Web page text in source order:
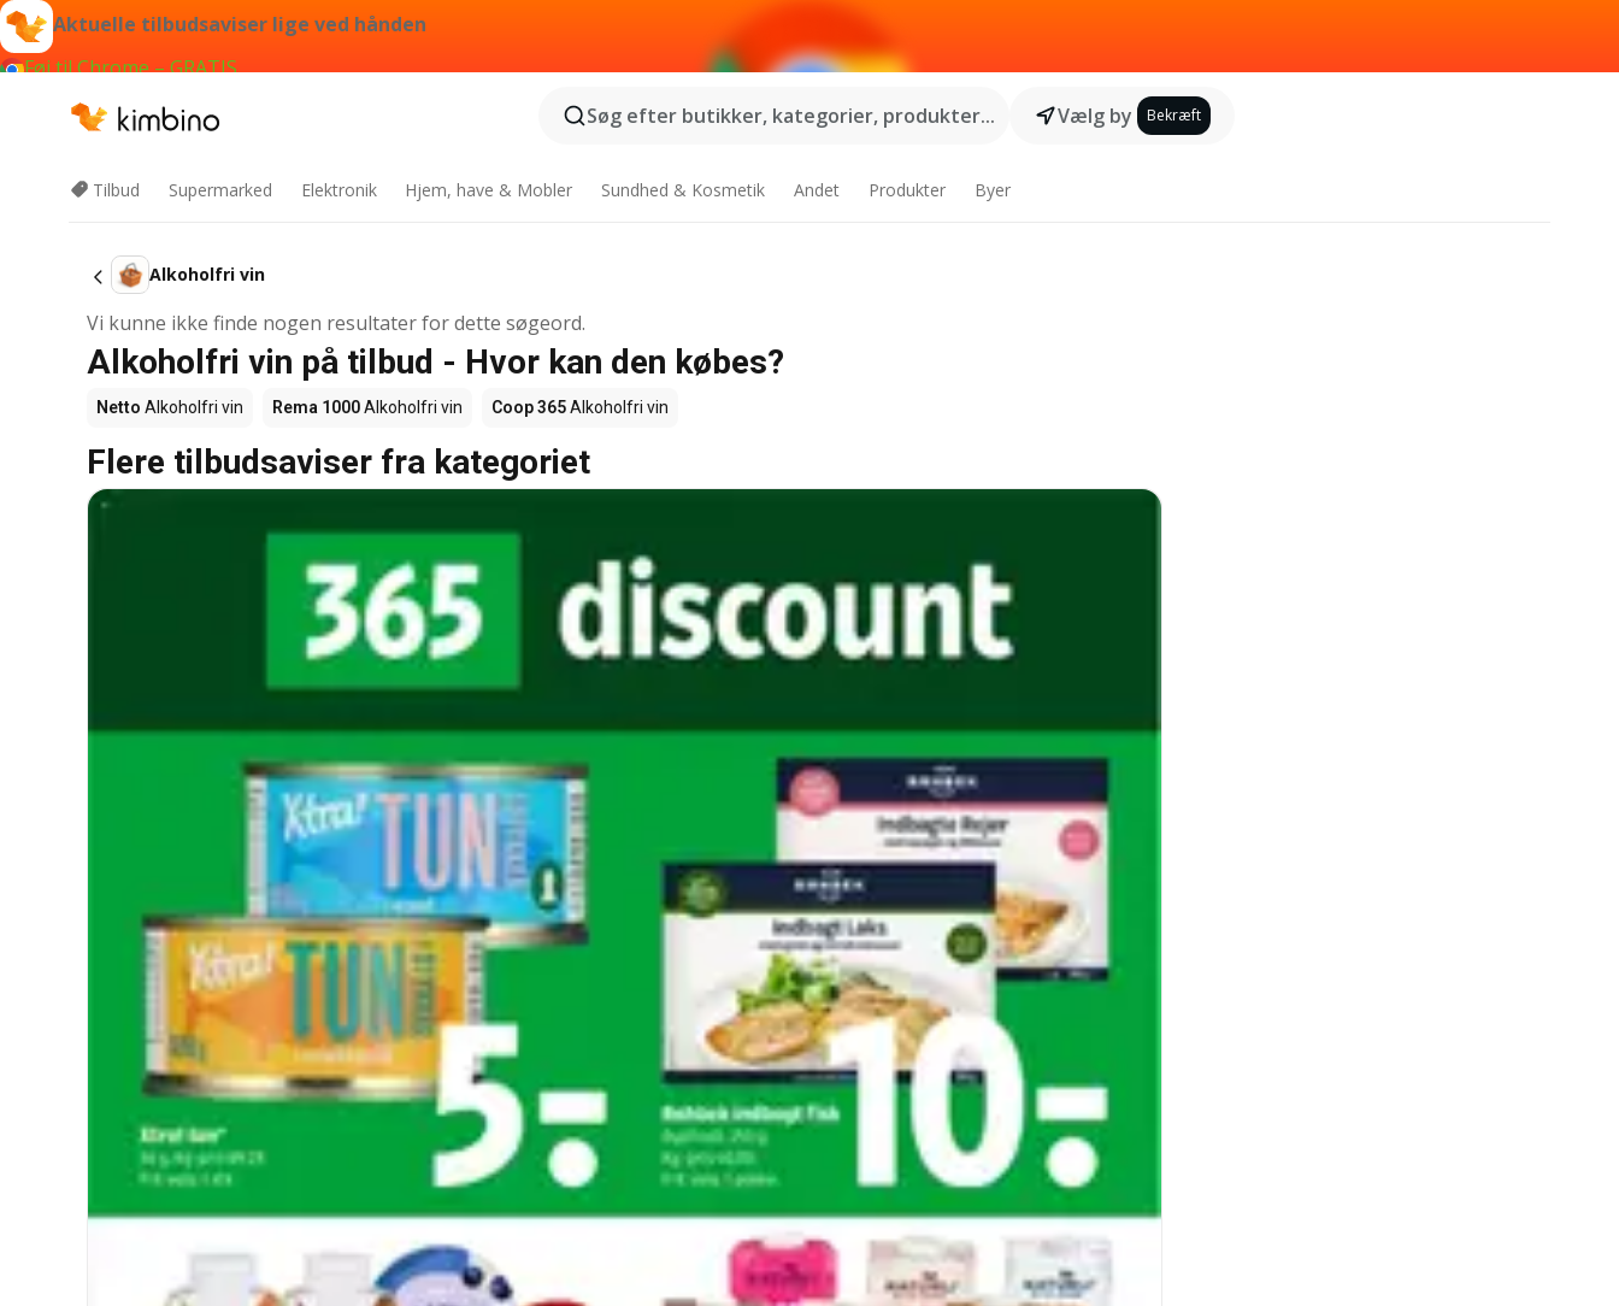
Aktuelle tilbudsaviser lige ved hånden
Føj til Chrome – GRATIS
Søg efter butikker, kategorier, produkter...
Vælg by Bekræft
Tilbud Supermarked Elektronik Hjem, have & Mobler Sundhed & Kosmetik Andet Produkter Byer
Alkoholfri vin
Vi kunne ikke finde nogen resultater for dette søgeord.
Alkoholfri vin på tilbud - Hvor kan den købes?
Netto Alkoholfri vin Rema 1000Alkoholfri vin Coop 365Alkoholfri vin
Flere tilbudsaviser fra kategoriet